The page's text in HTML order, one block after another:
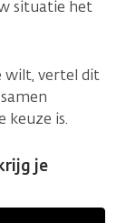
situatie het
wilt, vertel dit
keuze is.
je